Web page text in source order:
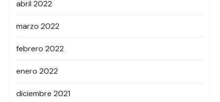
abril 2022
marzo 2022
febrero 2022
enero 2022
diciembre 2021